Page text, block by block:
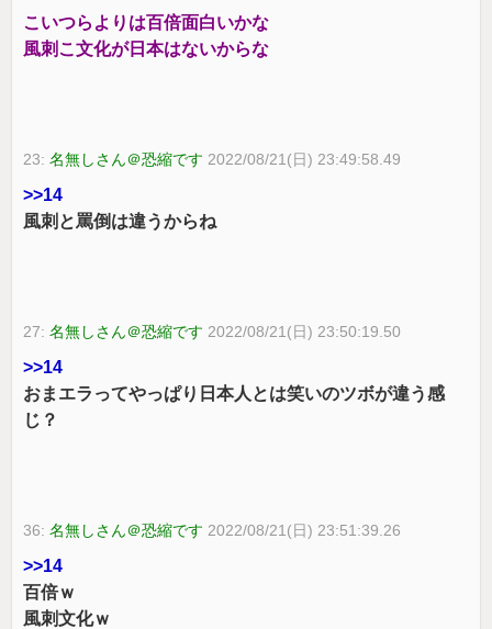
こいつらよりは百倍面白いかな
風刺こ文化が日本はないからな
23:名無しさん＠恐縮です 2022/08/21(日) 23:49:58.49
>>14
風刺と罵倒は違うからね
27:名無しさん＠恐縮です 2022/08/21(日) 23:50:19.50
>>14
おまエラってやっぱり日本人とは笑いのツボが違う感
じ？
36:名無しさん＠恐縮です 2022/08/21(日) 23:51:39.26
>>14
百倍ｗ
風刺文化ｗ